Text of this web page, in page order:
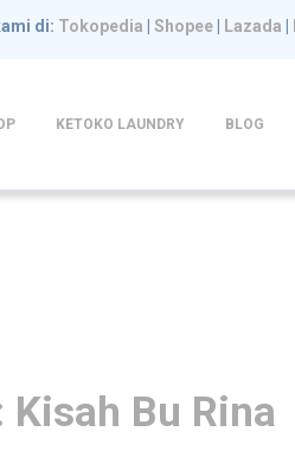
di: Tokopedia Shopee| Lazada
KETOKO LAUNDRY BLOG
Bu Rina